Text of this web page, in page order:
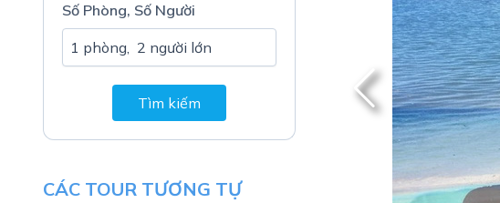
Số Phòng, Số Người
Tìm kiếm
CÁC TOUR TƯƠNG TỰ